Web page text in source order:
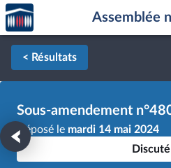
Aller au contenu
Aller en bas de la page
Accèder
à la
page
d'accueil
Assemblée
< Résultats
Sous-amendement
Déposé le mardi 14 mai 2024
Discuté